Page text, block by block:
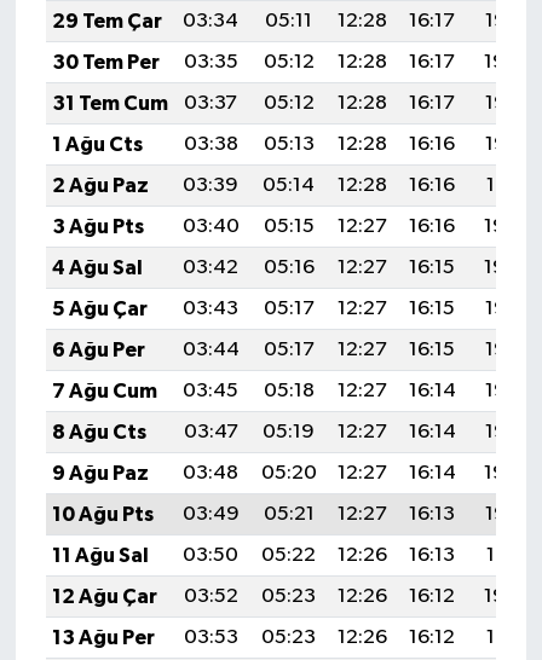
29 Tem Çar
03:34 05:11 12:28 16:17
19:35
30 Tem Per
03:35 05:12 12:28 16:17
19:34
31 Tem Cum
03:37 05:12 12:28 16:17
19:33
1 Ağu Cts
03:38 05:13 12:28 16:16
19:32
2 Ağu Paz
03:39 05:14 12:28 16:16
19:31
3 Ağu Pts
03:40 05:15 12:27 16:16
19:30
4 Ağu Sal
03:42 05:16 12:27 16:15
19:29
5 Ağu Çar
03:43 05:17 12:27 16:15
19:28
6 Ağu Per
03:44 05:17 12:27 16:15
19:27
7 Ağu Cum
03:45 05:18 12:27 16:14
19:26
8 Ağu Cts
03:47 05:19 12:27 16:14
19:25
9 Ağu Paz
03:48 05:20 12:27 16:14
19:24
10 Ağu Pts
03:49 05:21 12:27 16:13
19:22
11 Ağu Sal
03:50 05:22 12:26 16:13
19:21
12 Ağu Çar
03:52 05:23 12:26 16:12
19:20
13 Ağu Per
03:53 05:23 12:26 16:12
19:19